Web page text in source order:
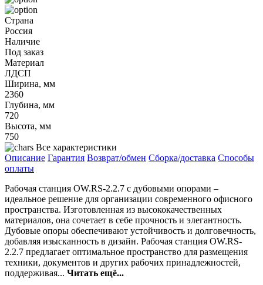
Страна
Россия
Наличие
Под заказ
Материал
ЛДСП
Ширина, мм
2360
Глубина, мм
720
Высота, мм
750
Все характеристики
Описание Гарантия Возврат/обмен Сборка/доставка Способы
оплаты
Рабочая станция OW.RS-2.2.7 с дубовыми опорами –
идеальное решение для организации современного офисного
пространства. Изготовленная из высококачественных
материалов, она сочетает в себе прочность и элегантность.
Дубовые опоры обеспечивают устойчивость и долговечность,
добавляя изысканность в дизайн. Рабочая станция OW.RS-
2.2.7 предлагает оптимальное пространство для размещения
техники, документов и других рабочих принадлежностей,
поддерживая... Читать ещё...